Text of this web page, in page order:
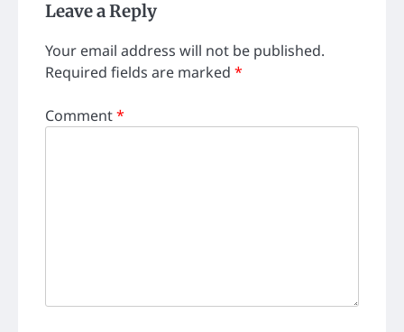
Leave a Reply
Your email address will not be published.
Required fields are marked *
Comment*